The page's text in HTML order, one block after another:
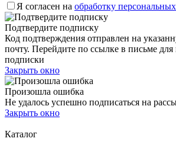
Я согласен на обработку
Подтвердите подписку
Код подтверждения отправлен на
почту. Перейдите по ссылке в письме
подписки
Закрыть окно
Произошла ошибка
Не удалось успешно подписаться на
Закрыть окно
Каталог